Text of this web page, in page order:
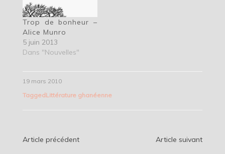
Trop de bonheur –
Alice Munro
5 juin 2013
Dans "Nouvelles"
19 mars 2010
TaggedLittérature ghanéenne
Navigation
Article précédent Article suivant